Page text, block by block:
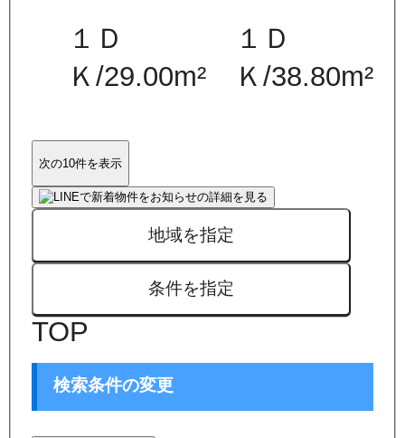
１Ｄ
Ｋ/29.00m²
１Ｄ
Ｋ /38.80m²
次の10件を表示
地域を指定
条件を指定
TOP
検索条件の変更